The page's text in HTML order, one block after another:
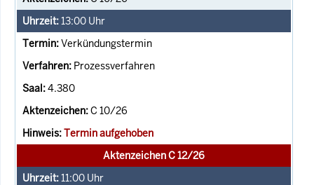
13:00 Uhr
Verkündungstermin
Prozessverfahren
4.380
C 10/26
Termin aufgehoben
Aktenzeichen C 12/26
11:00 Uhr